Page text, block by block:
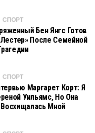
СПОРТ
Бен Янгс Готов
После Семейной
СПОРТ
Маргарет Корт: Я
Уильямс, Но Она
Мной